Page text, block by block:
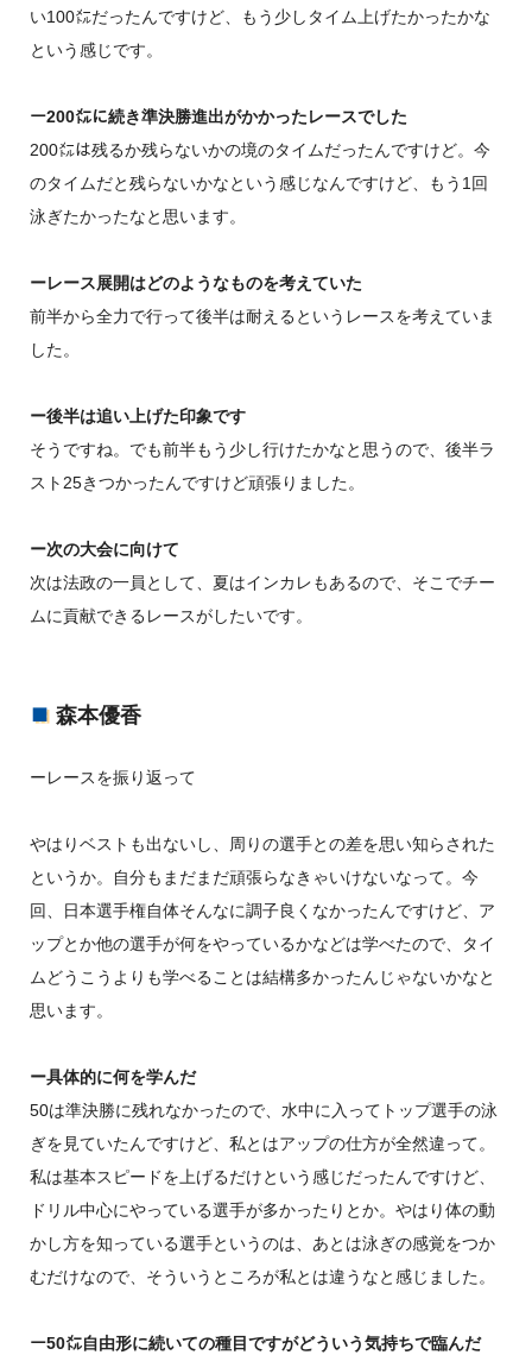
い100㍍だったんですけど、もう少しタイム上げたかったかな
という感じです。
ー200㍍に続き準決勝進出がかかったレースでした
200㍍は残るか残らないかの境のタイムだったんですけど。今
のタイムだと残らないかなという感じなんですけど、もう1回
泳ぎたかったなと思います。
ーレース展開はどのようなものを考えていた
前半から全力で行って後半は耐えるというレースを考えていま
した。
ー後半は追い上げた印象です
そうですね。でも前半もう少し行けたかなと思うので、後半ラ
スト25きつかったんですけど頑張りました。
ー次の大会に向けて
次は法政の一員として、夏はインカレもあるので、そこでチー
ムに貢献できるレースがしたいです。
森本優香
ーレースを振り返って
やはりベストも出ないし、周りの選手との差を思い知らされた
というか。自分もまだまだ頑張らなきゃいけないなって。今
回、日本選手権自体そんなに調子良くなかったんですけど、ア
ップとか他の選手が何をやっているかなどは学べたので、タイ
ムどうこうよりも学べることは結構多かったんじゃないかなと
思います。
ー具体的に何を学んだ
50は準決勝に残れなかったので、水中に入ってトップ選手の泳
ぎを見ていたんですけど、私とはアップの仕方が全然違って。
私は基本スピードを上げるだけという感じだったんですけど、
ドリル中心にやっている選手が多かったりとか。やはり体の動
かし方を知っている選手というのは、あとは泳ぎの感覚をつか
むだけなので、そういうところが私とは違うなと感じました。
ー50㍍自由形に続いての種目ですがどういう気持ちで臨んだ